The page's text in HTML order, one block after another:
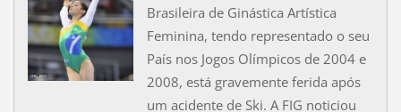
Brasileira de Ginástica Artística
Feminina, tendo representado o seu
País nos Jogos Olímpicos de 2004 e
2008, está gravemente ferida após
um acidente de Ski. A FIG noticiou